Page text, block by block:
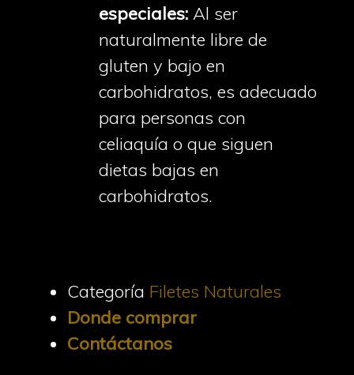
especiales: Al ser
naturalmente libre de
gluten y bajo en
carbohidratos, es adecuado
para personas con
celiaquía o que siguen
dietas bajas en
carbohidratos.
Categoría Filetes Naturales
Donde comprar
Contáctanos